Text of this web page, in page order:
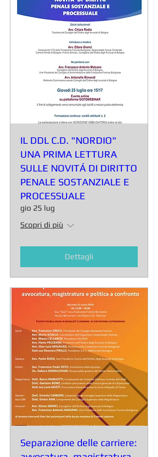
IL DDL C.D. "NORDIO"
UNA PRIMA LETTURA
SULLE NOVITÁ DI DIRITTO
PENALE SOSTANZIALE E
PROCESSUALE
gio 25 lug
Scopri di più
Dettagli
Separazione delle carriere: